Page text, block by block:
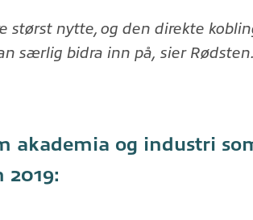
størst nytte, og den direkte
særlig bidra inn på, sier Rødsten.
akademia og industri